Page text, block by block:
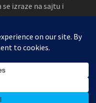
izraze na sajtu i